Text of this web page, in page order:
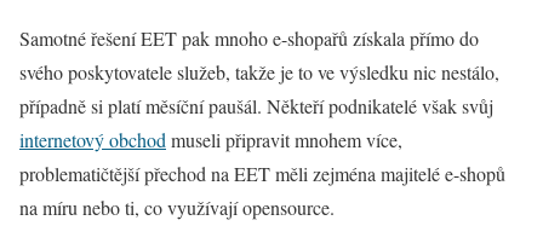
Samotné řešení EET pak mnoho e-shopařů získala přímo do
svého poskytovatele služeb, takže je to ve výsledku nic nestálo,
případně si platí měsíční paušál. Někteří podnikatelé však svůj
internetový obchodmuseli připravit mnohem více,
problematičtější přechod na EET měli zejména majitelé e-shopů
na míru nebo ti, co využívají opensource.